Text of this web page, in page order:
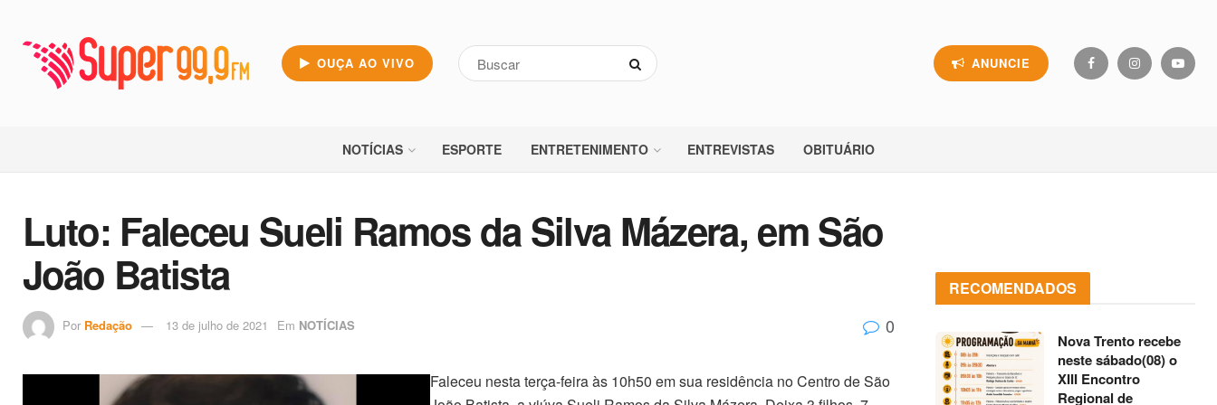
OUÇA AO VIVO ANUNCIE
NOTÍCIAS ESPORTE ENTRETENIMENTO ENTREVISTAS OBITUÁRIO
Luto: Faleceu Sueli Ramos da Silva Mázera, em São
João Batista
Por Redação 13 de julho de 2021 Em NOTÍCIAS 0
Faleceu nesta terça-feira às 10h50 em sua residência no Centro de São
RECOMENDADOS
Nova Trento recebe
neste sábado(08) o
XIII Encontro
Regional de